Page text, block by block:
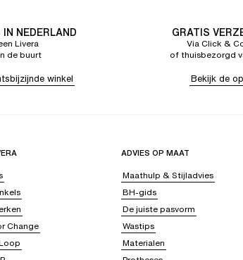
NEDERLAND
Livera
de buurt
winkel
GRATIS
Via Click &
of thuisbezorgd
Bekijk de
Change
ADVIES OP MAAT
Maathulp & Stijladvies
BH-gids
De juiste pasvorm
Wastips
Materialen